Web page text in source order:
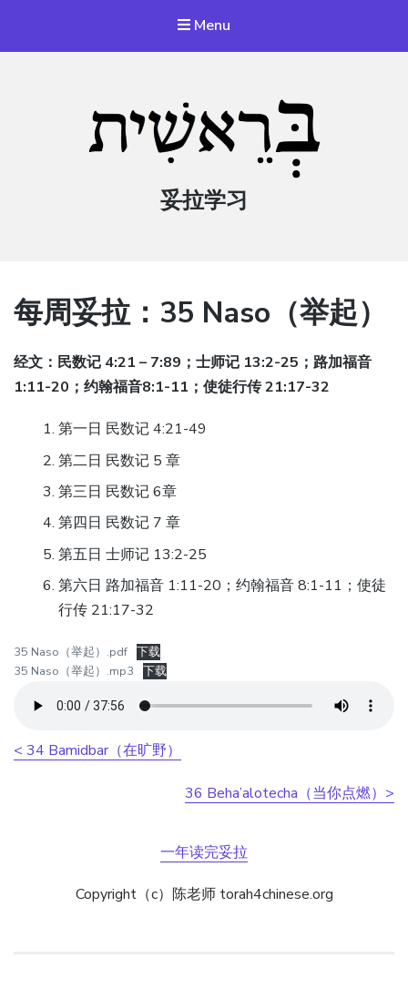
Menu
妥拉学习
每周妥拉：35 Naso（举起）
经文：民数记 4:21 – 7:89；士师记 13:2-25；路加福音
1:11-20；约翰福音8:1-11；使徒行传 21:17-32
第一日 民数记 4:21-49
第二日 民数记 5 章
第三日 民数记 6章
第四日 民数记 7 章
第五日 士师记 13:2-25
第六日 路加福音 1:11-20；约翰福音 8:1-11；使徒
行传 21:17-32
35 Naso（举起）.pdf 下载
35 Naso（举起）.mp3
下载
< 34 Bamidbar（在旷野）
36 Beha’alotecha（当你点燃）>
一年读完妥拉
Copyright（c）陈老师 torah4chinese.org